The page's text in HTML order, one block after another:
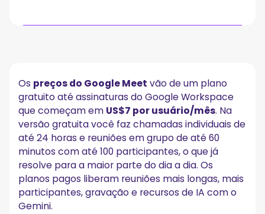
Planos do Google Meet em Detalhe
A. Recursos do Plano Gratuito do Google Meet:
B. Preços e Recursos do Google Meet Business Starter:
C. Preços e Recursos do Google Meet Business Standard:
D. Preços e Recursos do Google Meet Business Plus:
E. Preços e Recursos do Google Meet Enterprise:
O Google Meet Tem Versão Gratuita?
O Que Você Ganha em Cada Plano do Google Meet?
1. Interface Simples e Recursos de Reunião
Os preços do Google Meet vão de um plano
gratuito até assinaturas do Google Workspace
que começam em US$7 por usuário/mês. Na
versão gratuita você faz chamadas individuais de
até 24 horas e reuniões em grupo de até 60
minutos com até 100 participantes, o que já
resolve para a maior parte do dia a dia. Os
planos pagos liberam reuniões mais longas, mais
participantes, gravação e recursos de IA com o
Gemini.